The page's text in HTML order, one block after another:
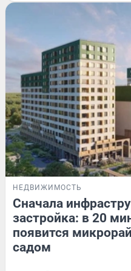
НЕДВИЖИМОСТЬ
Сначала
застройка: в 20
появится
садом